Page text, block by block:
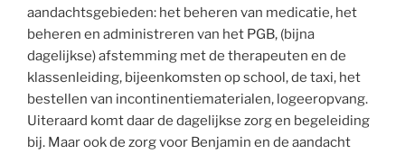
aandachtsgebieden: het beheren van medicatie, het
beheren en administreren van het PGB, (bijna
dagelijkse) afstemming met de therapeuten en de
klassenleiding, bijeenkomsten op school, de taxi, het
bestellen van incontinentiematerialen, logeeropvang.
Uiteraard komt daar de dagelijkse zorg en begeleiding
bij. Maar ook de zorg voor Benjamin en de aandacht